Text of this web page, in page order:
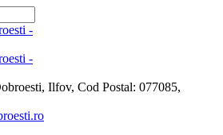
Ilfov, Cod Postal: 077085,